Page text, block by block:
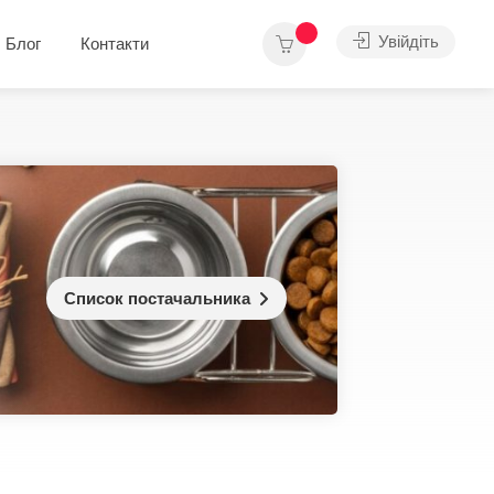
Блог Контакти Увійдіть
Список постачальника